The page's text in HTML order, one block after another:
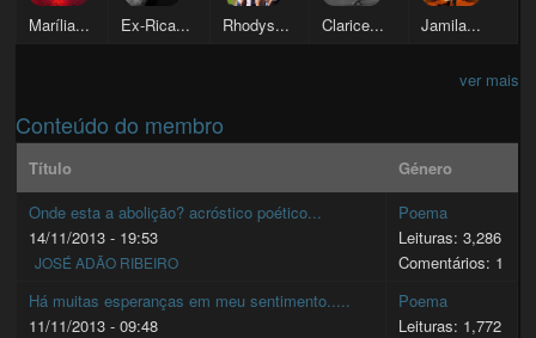
Marília... Ex-Rica... Rhodys... Clarice... Jamila...
ver mais
Conteúdo do membro
Título
Género
Onde esta a abolição? acróstico poético...
14/11/2013 - 19:53
JOSÉ ADÃO RIBEIRO
Poema
Leituras: 3,286
Comentários: 1
Há muitas esperanças em meu sentimento.....
11/11/2013 - 09:48
Poema
Leituras: 1,772